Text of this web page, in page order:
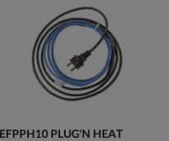
EFPPH10 PLUG'N HEAT